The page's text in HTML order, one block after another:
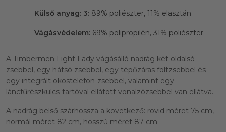
Külső anyag: 3: 89% poliészter, 11% elasztán
Vágásvédelem: 69% polipropilén, 31% poliészter
A Timbermen Light Lady vágásálló nadrág két oldalsó
zsebbel, egy hátsó zsebbel, egy tépőzáras foltzsebbel és
egy integrált okostelefon-zsebbel, valamint egy
láncfűrészkulcs-tartóval ellátott vonalzózsebbel van ellátva.
A nadrág belső szárhossza a következő: rövid méret 75 cm,
normál méret 82 cm, hosszú méret 87 cm.